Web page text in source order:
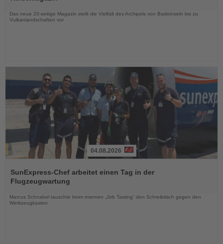
Nachrichten
Das neue 20-seitige Magazin stellt die Vielfalt des Archipels von Badeinseln bis zu
Vulkanlandschaften vor
Sie
die
Nachrichten
04.08.2026
SunExpress-Chef arbeitet einen Tag in der
Flugzeugwartung
Marcus Schnabel tauschte beim internen „Job Tasting“ den Schreibtisch gegen den
Werkzeugkasten